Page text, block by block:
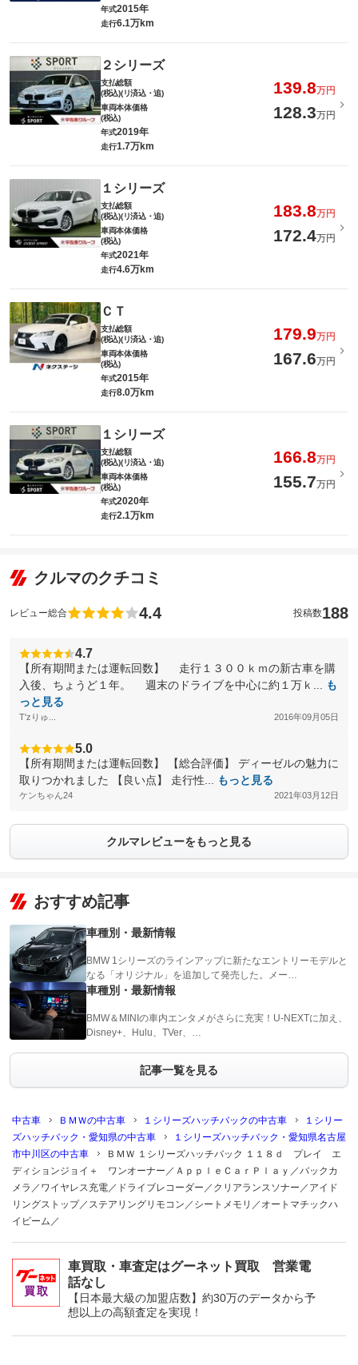
年式2015年
走行6.1万km
２シリーズ
支払総額
(税込)(リ済込・追)
139.8万円
車両本体価格
(税込)
128.3万円
年式2019年
走行1.7万km
１シリーズ
支払総額
(税込)(リ済込・追)
183.8万円
車両本体価格
(税込)
172.4万円
年式2021年
走行4.6万km
ＣＴ
支払総額
(税込)(リ済込・追)
179.9万円
車両本体価格
(税込)
167.6万円
年式2015年
走行8.0万km
１シリーズ
支払総額
(税込)(リ済込・追)
166.8万円
車両本体価格
(税込)
155.7万円
年式2020年
走行2.1万km
クルマのクチコミ
レビュー総合 4.4 投稿数188
4.7
【所有期間または運転回数】 走行１３００ｋｍの新古車を購
入後、ちょうど１年。 週末のドライブを中心に約１万ｋ...
も
っと見る
T'zりゅ... 2016年09月05日
5.0
【所有期間または運転回数】 【総合評価】 ディーゼルの魅力に
取りつかれました 【良い点】 走行性...
もっと見る
ケンちゃん24 2021年03月12日
クルマレビューをもっと見る
おすすめ記事
車種別・最新情報
BMW 1シリーズのラインアップに新たなエントリーモデルと
なる「オリジナル」を追加して発売した。メー…
車種別・最新情報
BMW＆MINIの車内エンタメがさらに充実！U-NEXTに加え、
Disney+、Hulu、TVer、…
記事一覧を見る
中古車 ＢＭＷの中古車 １シリーズハッチバックの中古車
１シリー
ズハッチバック・愛知県の中古車
１シリーズハッチバック・愛知県名古屋
市中川区の中古車
ＢＭＷ １シリーズハッチバック １１８ｄ プレイ エ
ディションジョイ＋ ワンオーナー／ＡｐｐｌｅＣａｒＰｌａｙ／バックカ
メラ／ワイヤレス充電／ドライブレコーダー／クリアランスソナー／アイド
リングストップ／ステアリングリモコン／シートメモリ／オートマチックハ
イビーム／
車買取・車査定はグーネット買取 営業電
話なし
【日本最大級の加盟店数】約30万のデータから予
想以上の高額査定を実現！